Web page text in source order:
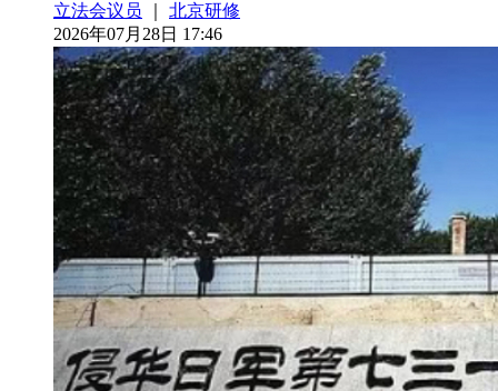
立法会议员
北京研修
2026年07月28日 17:46